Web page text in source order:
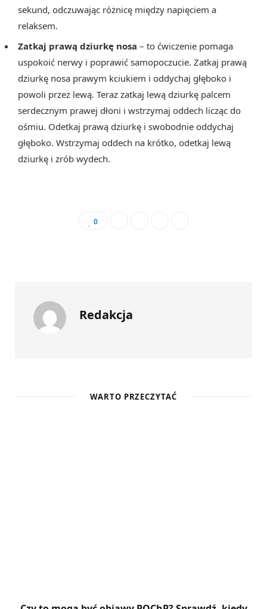
sekund, odczuwając różnicę między napięciem a
relaksem.
Zatkaj prawą dziurkę nosa – to ćwiczenie pomaga
uspokoić nerwy i poprawić samopoczucie. Zatkaj prawą
dziurkę nosa prawym kciukiem i oddychaj głęboko i
powoli przez lewą. Teraz zatkaj lewą dziurkę palcem
serdecznym prawej dłoni i wstrzymaj oddech licząc do
ośmiu. Odetkaj prawą dziurkę i swobodnie oddychaj
głęboko. Wstrzymaj oddech na krótko, odetkaj lewą
dziurkę i zrób wydech.
0
Redakcja
WARTO PRZECZYTAĆ